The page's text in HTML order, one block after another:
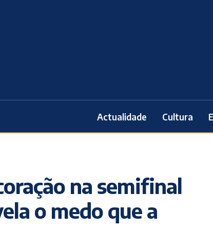
Actualidade Cultura
na semifinal
o medo que a